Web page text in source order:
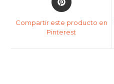
Compartir este producto en
Pinterest